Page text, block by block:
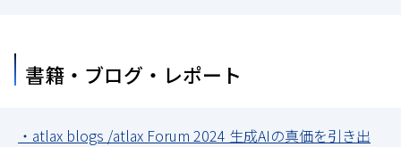
書籍・ブログ・レポート
・atlax blogs /atlax Forum 2024 生成AIの真価を引き出